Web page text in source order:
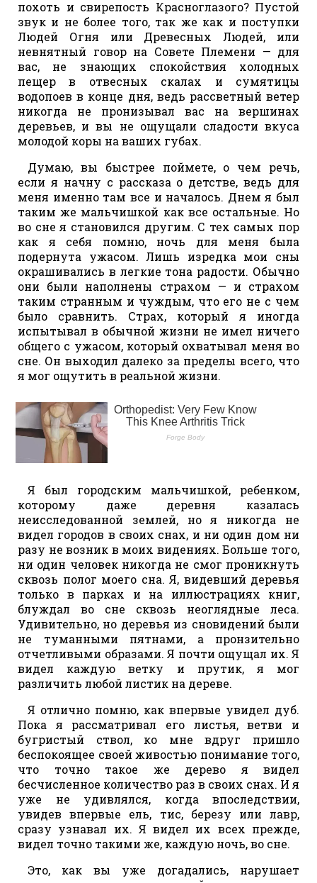
похоть и свирепость Красноглазого? Пустой
звук и не более того, так же как и поступки
Людей Огня или Древесных Людей, или
невнятный говор на Совете Племени — для
вас, не знающих спокойствия холодных
пещер в отвесных скалах и сумятицы
водопоев в конце дня, ведь рассветный ветер
никогда не пронизывал вас на вершинах
деревьев, и вы не ощущали сладости вкуса
молодой коры на ваших губах.
Думаю, вы быстрее поймете, о чем речь,
если я начну с рассказа о детстве, ведь для
меня именно там все и началось. Днем я был
таким же мальчишкой как все остальные. Но
во сне я становился другим. С тех самых пор
как я себя помню, ночь для меня была
подернута ужасом. Лишь изредка мои сны
окрашивались в легкие тона радости. Обычно
они были наполнены страхом — и страхом
таким странным и чуждым, что его не с чем
было сравнить. Страх, который я иногда
испытывал в обычной жизни не имел ничего
общего с ужасом, который охватывал меня во
сне. Он выходил далеко за пределы всего, что
я мог ощутить в реальной жизни.
Я был городским мальчишкой, ребенком,
которому даже деревня казалась
неисследованной землей, но я никогда не
видел городов в своих снах, и ни один дом ни
разу не возник в моих видениях. Больше того,
ни один человек никогда не смог проникнуть
сквозь полог моего сна. Я, видевший деревья
только в парках и на иллюстрациях книг,
блуждал во сне сквозь неоглядные леса.
Удивительно, но деревья из сновидений были
не туманными пятнами, а пронзительно
отчетливыми образами. Я почти ощущал их. Я
видел каждую ветку и прутик, я мог
различить любой листик на дереве.
Я отлично помню, как впервые увидел дуб.
Пока я рассматривал его листья, ветви и
бугристый ствол, ко мне вдруг пришло
беспокоящее своей живостью понимание того,
что точно такое же дерево я видел
бесчисленное количество раз в своих снах. И я
уже не удивлялся, когда впоследствии,
увидев впервые ель, тис, березу или лавр,
сразу узнавал их. Я видел их всех прежде,
видел точно такими же, каждую ночь, во сне.
Это, как вы уже догадались, нарушает